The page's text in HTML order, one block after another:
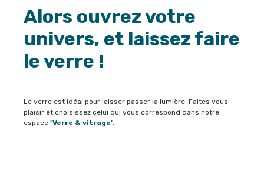
Alors ouvrez votre
univers, et laissez faire
le verre !
Le verre est idéal pour laisser passer la lumière. Faites vous
plaisir et choisissez celui qui vous correspond dans notre
espace "Verre & vitrage".